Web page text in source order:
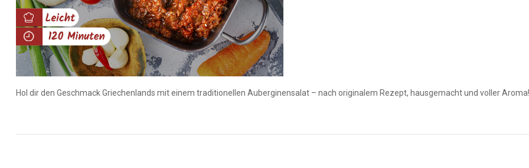
Hol dir den Geschmack Griechenlands mit einem traditionellen Auberginensalat – nach originalem Rezept, hausgemacht und voller Aroma!